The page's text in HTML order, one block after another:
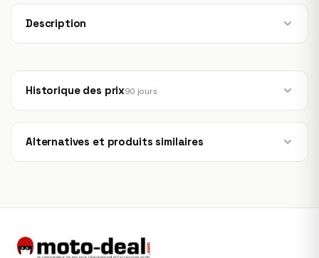
Description
Historique des prix90 jours
Alternatives et produits similaires